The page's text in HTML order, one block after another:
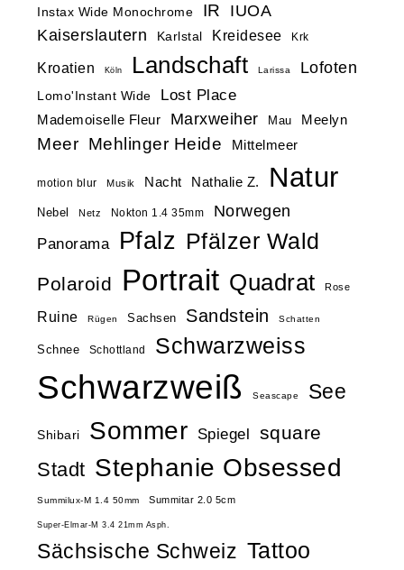
Instax Wide Monochrome
IR
IUOA
Kaiserslautern
Karlstal Kreidesee Krk
Kroatien Köln Landschaft Larissa Lofoten
Lomo'Instant Wide Lost Place
Mademoiselle Fleur Marxweiher Mau Meelyn
Meer Mehlinger Heide Mittelmeer
motion blur Musik Nacht Nathalie Z. Natur
Nebel Netz Nokton 1.4 35mm Norwegen
Panorama Pfalz Pfälzer Wald
Polaroid Portrait Quadrat Rose
Ruine Rügen Sachsen Sandstein Schatten
Schnee Schottland Schwarzweiss
Schwarzweiß Seascape See
Shibari Sommer Spiegel square
Stadt Stephanie Obsessed
Summilux-M 1.4 50mm Summitar 2.0 5cm
Super-Elmar-M 3.4 21mm Asph.
Sächsische Schweiz Tattoo